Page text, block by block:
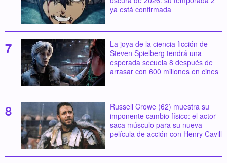
ya está confirmada
La joya de la ciencia ficción de
Steven Spielberg tendrá una
esperada secuela 8 después de
arrasar con 600 millones en cines
Russell Crowe (62) muestra su
imponente cambio físico: el actor
saca músculo para su nueva
película de acción con Henry Cavill